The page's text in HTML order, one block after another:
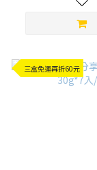
三盒免運再折60元